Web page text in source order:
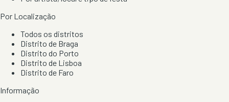
Por Localização
Todos os distritos
Distrito de Braga
Distrito do Porto
Distrito de Lisboa
Distrito de Faro
Informação